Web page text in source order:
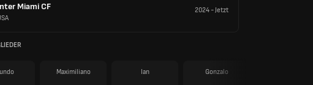
Miami CF 2024-Jetzt
Maximiliano Ian Gonzalo